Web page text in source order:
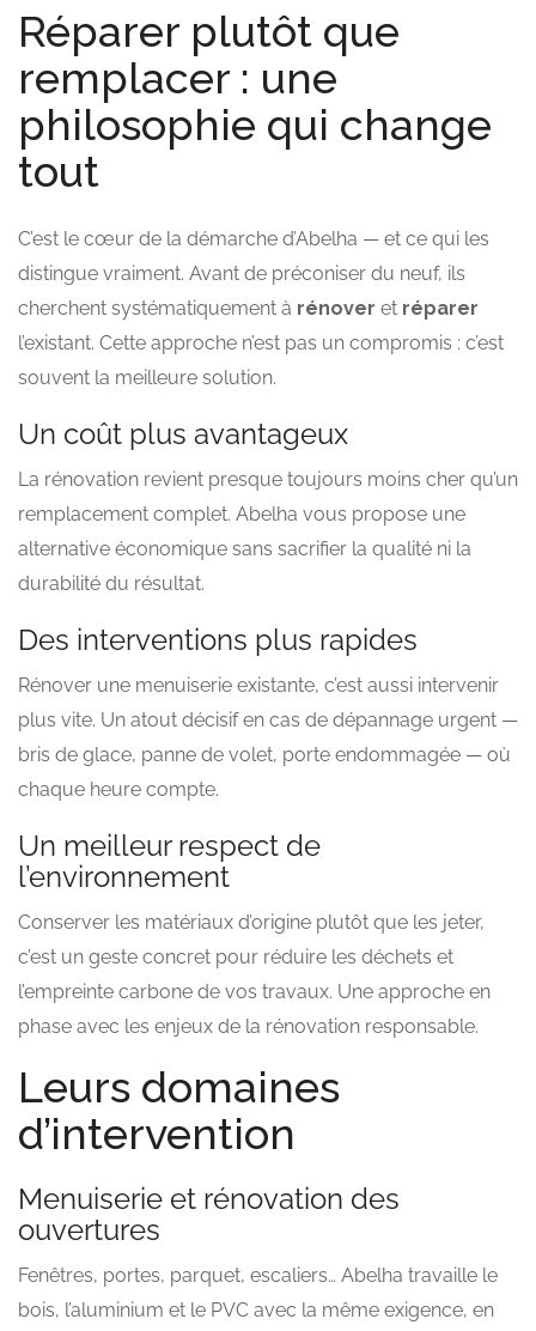
Réparer plutôt que
remplacer : une
philosophie qui change
tout
C’est le cœur de la démarche d’Abelha — et ce qui les
distingue vraiment. Avant de préconiser du neuf, ils
cherchent systématiquement à rénover et réparer
l’existant. Cette approche n’est pas un compromis : c’est
souvent la meilleure solution.
Un coût plus avantageux
La rénovation revient presque toujours moins cher qu’un
remplacement complet. Abelha vous propose une
alternative économique sans sacrifier la qualité ni la
durabilité du résultat.
Des interventions plus rapides
Rénover une menuiserie existante, c’est aussi intervenir
plus vite. Un atout décisif en cas de dépannage urgent —
bris de glace, panne de volet, porte endommagée — où
chaque heure compte.
Un meilleur respect de
l’environnement
Conserver les matériaux d’origine plutôt que les jeter,
c’est un geste concret pour réduire les déchets et
l’empreinte carbone de vos travaux. Une approche en
phase avec les enjeux de la rénovation responsable.
Leurs domaines
d’intervention
Menuiserie et rénovation des
ouvertures
Fenêtres, portes, parquet, escaliers… Abelha travaille le
bois, l’aluminium et le PVC avec la même exigence, en